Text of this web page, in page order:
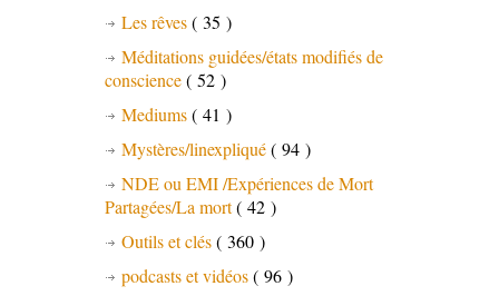
Les rêves( 35 )
Méditations guidées/états modifiés de
conscience( 52 )
Mediums( 41 )
Mystères/linexpliqué( 94 )
NDE ou EMI /Expériences de Mort
Partagées/La mort( 42 )
Outils et clés( 360 )
podcasts et vidéos( 96 )